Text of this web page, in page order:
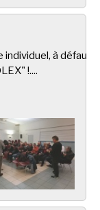
à défaut
!....